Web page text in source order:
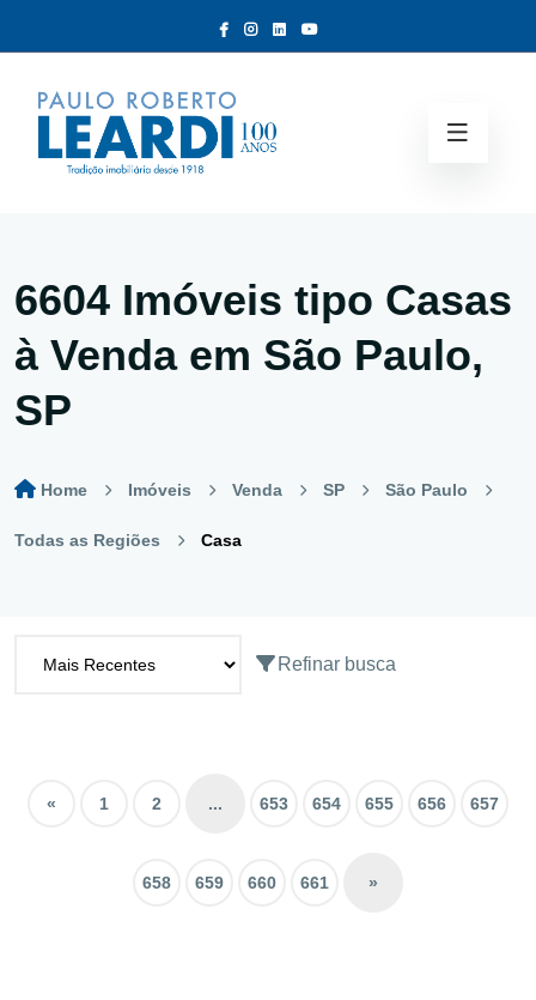
6604 Imóveis tipo Casas
à Venda em São Paulo,
SP
Home Imóveis Venda SP São Paulo
Todas as Regiões Casa
Refinar busca
« 1 2 ... 653 654 655 656 657
658 659 660 661 »